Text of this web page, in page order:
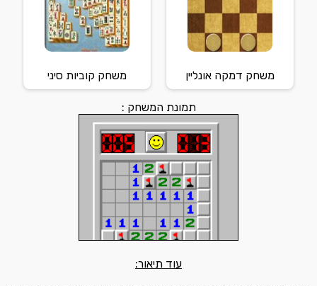
משחק דמקה אונליין משחק קוביות סיני
תמונת המשחק :
עוד תיאור: